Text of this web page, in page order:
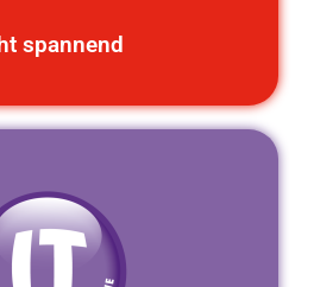
spannend